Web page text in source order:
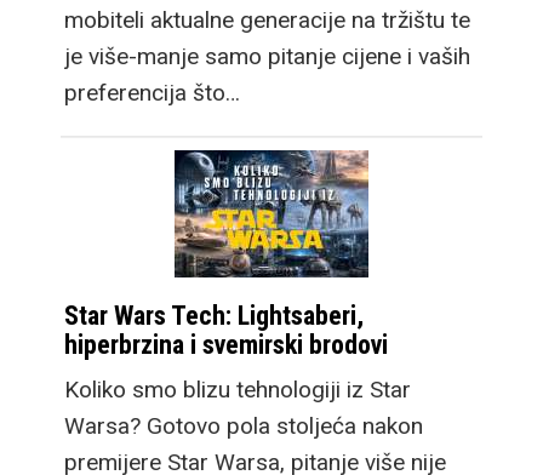
mobiteli aktualne generacije na tržištu te
je više-manje samo pitanje cijene i vaših
preferencija što…
Star Wars Tech: Lightsaberi,
hiperbrzina i svemirski brodovi
Koliko smo blizu tehnologiji iz Star
Warsa? Gotovo pola stoljeća nakon
premijere Star Warsa, pitanje više nije